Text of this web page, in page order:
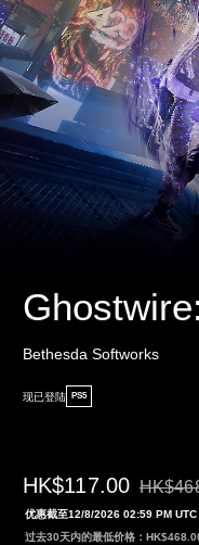
Bethesda Softworks
现已登陆 PS5
HK$117.00 从原价
优惠截至12/8/2026 02:59 PM UTC
过去30天内的最低价格：